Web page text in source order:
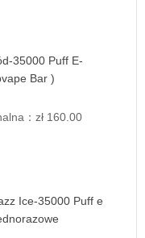
35000 Puff E-
Bar )
：zł 160.00
Ice-35000 Puff e